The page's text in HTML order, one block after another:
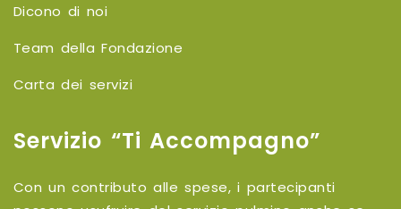
Dicono di noi
Team della Fondazione
Carta dei servizi
Servizio “Ti Accompagno”
Con un contributo alle spese, i partecipanti